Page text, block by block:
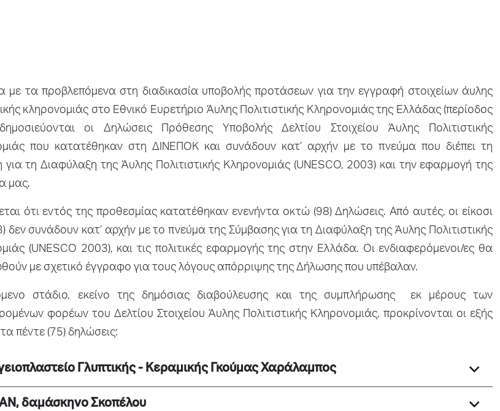
με τα προβλεπόμενα στη διαδικασία υποβολής προτάσεων για την εγγραφή στοιχείων άυλης
κληρονομιάς στο Εθνικό Ευρετήριο Άυλης Πολιτιστικής Κληρονομιάς της Ελλάδας (περίοδος
οι Δηλώσεις Πρόθεσης Υποβολής Δελτίου Στοιχείου Άυλης Πολιτιστικής
που κατατέθηκαν στη ΔΙΝΕΠΟΚ και συνάδουν κατ’ αρχήν με το πνεύμα που διέπει τη
για τη Διαφύλαξη της Άυλης Πολιτιστικής Κληρονομιάς (UNESCO, 2003) και την εφαρμογή της
μας.
ότι εντός της προθεσμίας κατατέθηκαν ενενήντα οκτώ (98) Δηλώσεις. Από αυτές, οι είκοσι
δεν συνάδουν κατ’ αρχήν με το πνεύμα της Σύμβασης για τη Διαφύλαξη της Άυλης Πολιτιστικής
(UNESCO 2003), και τις πολιτικές εφαρμογής της στην Ελλάδα. Οι ενδιαφερόμενοι/ες θα
με σχετικό έγγραφο για τους λόγους απόρριψης της Δήλωσης που υπέβαλαν.
στάδιο, εκείνο της δημόσιας διαβούλευσης και της συμπλήρωσης εκ μέρους των
φορέων του Δελτίου Στοιχείου Άυλης Πολιτιστικής Κληρονομιάς, προκρίνονται οι εξής
πέντε (75) δηλώσεις:
Γλυπτικής - Κεραμικής Γκούμας Χαράλαμπος
δαμάσκηνο Σκοπέλου